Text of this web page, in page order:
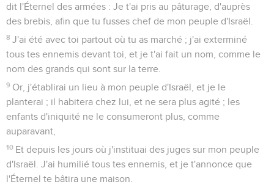
dit l'Éternel des armées : Je t'ai pris au pâturage, d'auprès
des brebis, afin que tu fusses chef de mon peuple d'Israël.
8 J'ai été avec toi partout où tu as marché ; j'ai exterminé
tous tes ennemis devant toi, et je t'ai fait un nom, comme le
nom des grands qui sont sur la terre.
9 Or, j'établirai un lieu à mon peuple d'Israël, et je le
planterai ; il habitera chez lui, et ne sera plus agité ; les
enfants d'iniquité ne le consumeront plus, comme
auparavant,
10 Et depuis les jours où j'instituai des juges sur mon peuple
d'Israël. J'ai humilié tous tes ennemis, et je t'annonce que
l'Éternel te bâtira une maison.